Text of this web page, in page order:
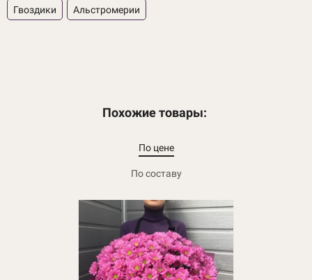
Гвоздики Альстромерии
Похожие товары:
По цене
По составу